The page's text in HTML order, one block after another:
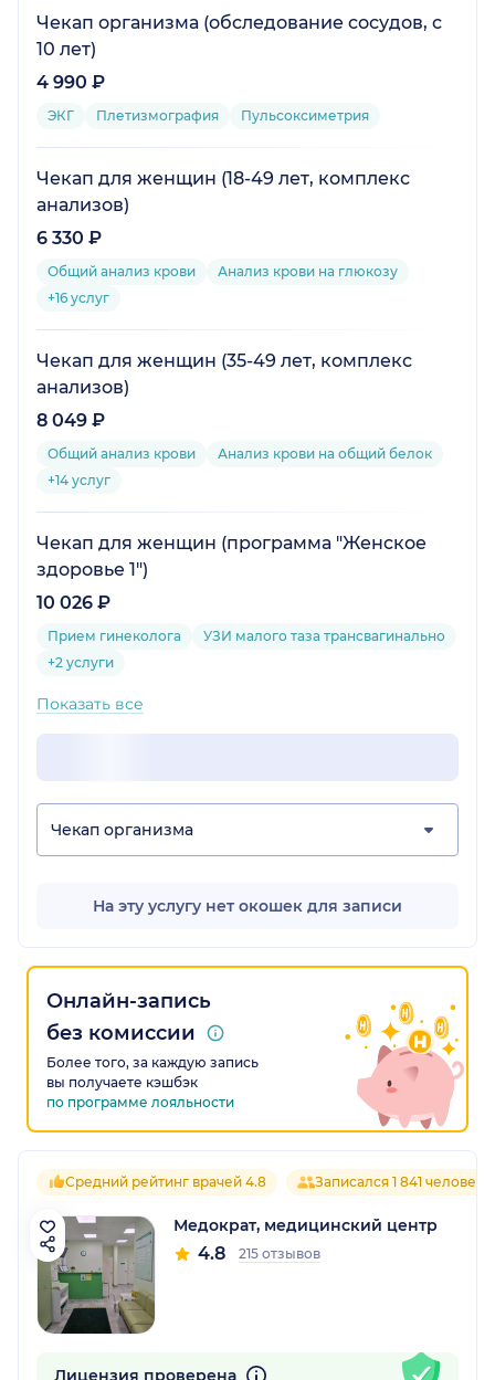
Чекап организма (обследование сосудов, с
10 лет)
4 990 ₽
ЭКГ Плетизмография Пульсоксиметрия
Чекап для женщин (18-49 лет, комплекс
анализов)
6 330 ₽
Общий анализ крови
Анализ крови на глюкозу
+16 услуг
Чекап для женщин (35-49 лет, комплекс
анализов)
8 049 ₽
Общий анализ крови
Анализ крови на общий белок
+14 услуг
Чекап для женщин (программа "Женское
здоровье 1")
10 026 ₽
Прием гинеколога
УЗИ малого таза трансвагинально
+2 услуги
Показать все
Чекап организма
На эту услугу нет окошек для записи
Онлайн-запись
без комиссии
Более того, за каждую запись
вы получаете кэшбэк
по программе лояльности
Средний рейтинг врачей 4.8 Записался 1 841 человек
Медократ, медицинский центр
4.8 215 отзывов
Лицензия проверена